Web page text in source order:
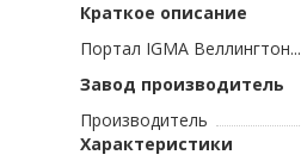
Краткое описание
Портал IGMA Веллингтон...
Завод производитель
Производитель
Характеристики